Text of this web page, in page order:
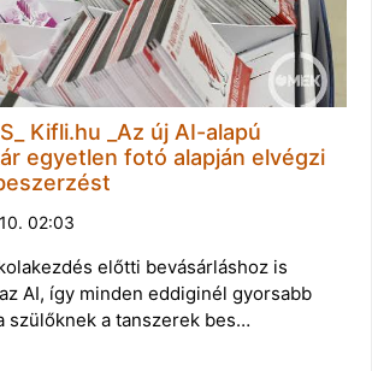
Kifli.hu _Az új AI-alapú
egyetlen fotó alapján elvégzi
02:03
előtti bevásárláshoz is
AI, így minden eddiginél gyorsabb
szülőknek a tanszerek bes…